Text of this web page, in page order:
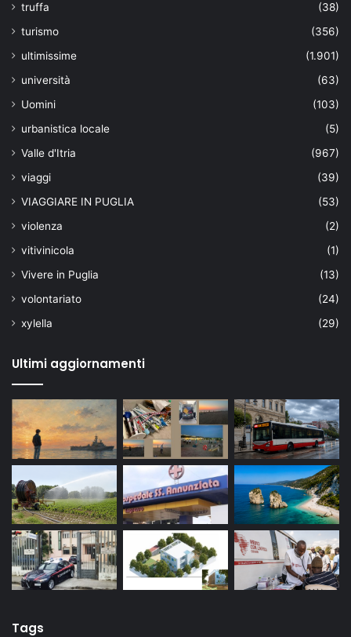
truffa
(38)
turismo
(356)
ultimissime
(1.901)
università
(63)
Uomini
(103)
urbanistica locale
(5)
Valle d'Itria
(967)
viaggi
(39)
VIAGGIARE IN PUGLIA
(53)
violenza
(2)
vitivinicola
(1)
Vivere in Puglia
(13)
volontariato
(24)
xylella
(29)
Ultimi aggiornamenti
Tags